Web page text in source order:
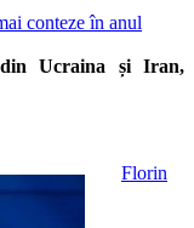
conteze în anul
din Ucraina și Iran,
Florin